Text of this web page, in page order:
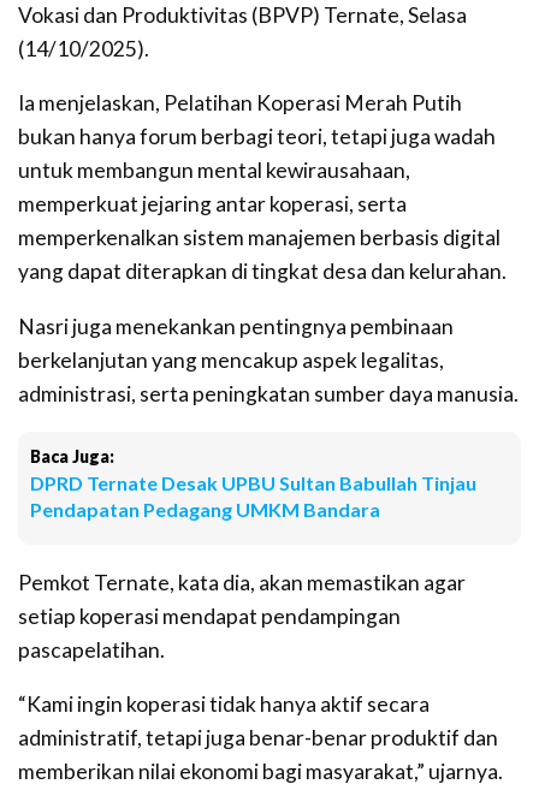
Vokasi dan Produktivitas (BPVP) Ternate, Selasa
(14/10/2025).
Ia menjelaskan, Pelatihan Koperasi Merah Putih
bukan hanya forum berbagi teori, tetapi juga wadah
untuk membangun mental kewirausahaan,
memperkuat jejaring antar koperasi, serta
memperkenalkan sistem manajemen berbasis digital
yang dapat diterapkan di tingkat desa dan kelurahan.
Nasri juga menekankan pentingnya pembinaan
berkelanjutan yang mencakup aspek legalitas,
administrasi, serta peningkatan sumber daya manusia.
Baca Juga:
DPRD Ternate Desak UPBU Sultan Babullah Tinjau
Pendapatan Pedagang UMKM Bandara
Pemkot Ternate, kata dia, akan memastikan agar
setiap koperasi mendapat pendampingan
pascapelatihan.
“Kami ingin koperasi tidak hanya aktif secara
administratif, tetapi juga benar-benar produktif dan
memberikan nilai ekonomi bagi masyarakat,” ujarnya.